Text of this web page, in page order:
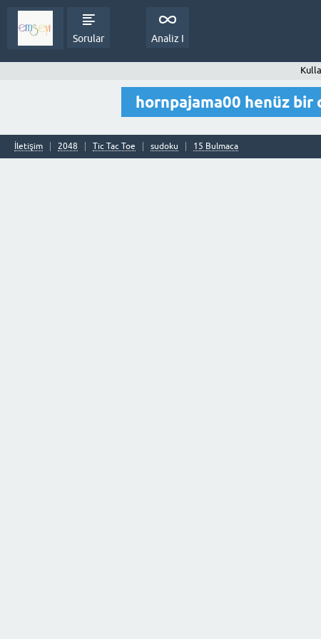
Sorular Analiz I
hornpajama00 henüz bir
İletişim 2048 Tic Tac Toe sudoku 15 Bulmaca